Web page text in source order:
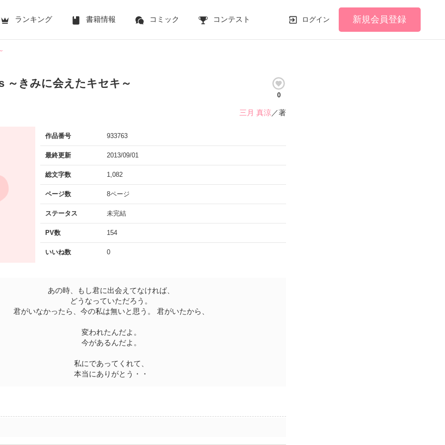
ランキング 書籍情報 コミック コンテスト ログイン 新規会員登録
～きみに会えたキセキ～
0
三月 真涼／著
作品番号 933763
最終更新 2013/09/01
総文字数 1,082
ページ数 8ページ
ステータス 未完結
PV数 154
いいね数 0
あの時、もし君に出会えてなければ、
どうなっていただろう。
君がいなかったら、今の私は無いと思う。 君がいたから、
変われたんだよ。
今があるんだよ。
私にであってくれて、
本当にありがとう・・